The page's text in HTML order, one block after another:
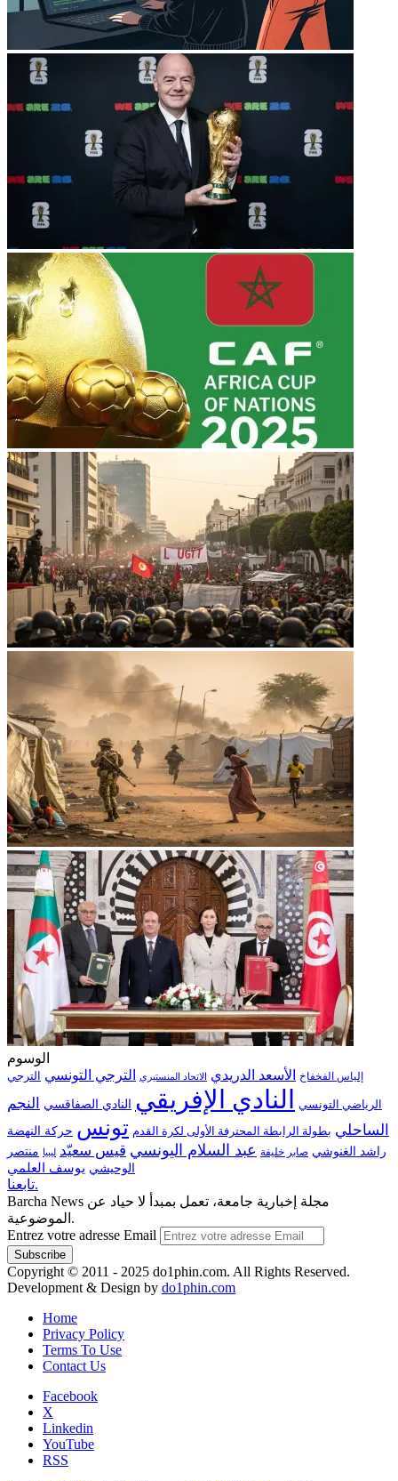
الوسوم
إلياس الفخفاخ الأسعد الدريدي الاتحاد المنستيري الترجي التونسي الترجي
الرياضي التونسي النادي الإفريقي النادي الصفاقسي
النجم
الساحلي بطولة الرابطة المحترفة الأولى لكرة القدم تونس حركة النهضة
راشد الغنوشي صابر خليفة عبد السلام اليونسي قيس سعيّد ليبيا
منتصر
الوحيشي يوسف العلمي
تابعنا.
Barcha News مجلة إخبارية جامعة، تعمل بمبدأ لا حياد عن
الموضوعية.
Entrez votre adresse Email
Copyright © 2011 - 2025 do1phin.com. All Rights Reserved.
Development & Design by do1phin.com
Home
Privacy Policy
Terms To Use
Contact Us
Facebook
X
Linkedin
YouTube
RSS